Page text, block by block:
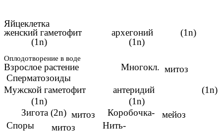
Яйцеклетка
женский гаметофит архегоний (1n)
(1n) (1n)
Оплодотворение в воде
Взрослое растение Многокл. митоз
Сперматозоиды
Мужской гаметофит антеридий (1n)
(1n) (1n)
Зигота (2n) митоз Коробочка- мейоз
Споры митоз Нить-